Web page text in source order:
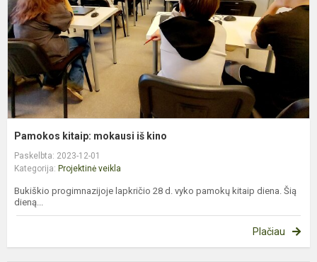
Pamokos kitaip: mokausi iš kino
Paskelbta: 2023-12-01
Kategorija: Projektinė veikla
Bukiškio progimnazijoje lapkričio 28 d. vyko pamokų kitaip diena. Šią
dieną...
Plačiau